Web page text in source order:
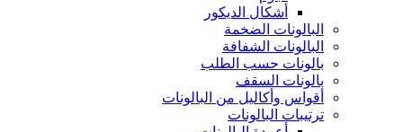
أشكال الديكور
البالونات الضخمة
البالونات الشفافة
بالونات حسب الطلب
بالونات السقف
أقواس وأكاليل من البالونات
ترتيبات البالونات